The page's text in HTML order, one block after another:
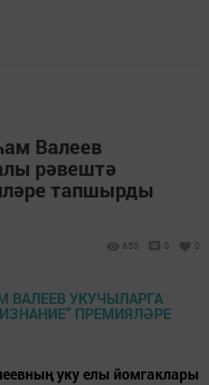
Валеев
рәвештә
тапшырды
650 0 0
уку елы йомгаклары